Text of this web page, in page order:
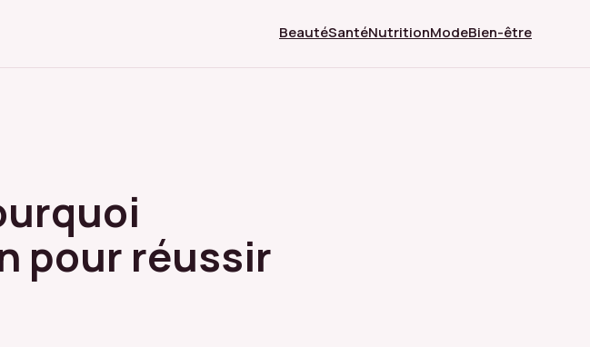
BeautéSantéNutritionModeBien-être
pour réussir